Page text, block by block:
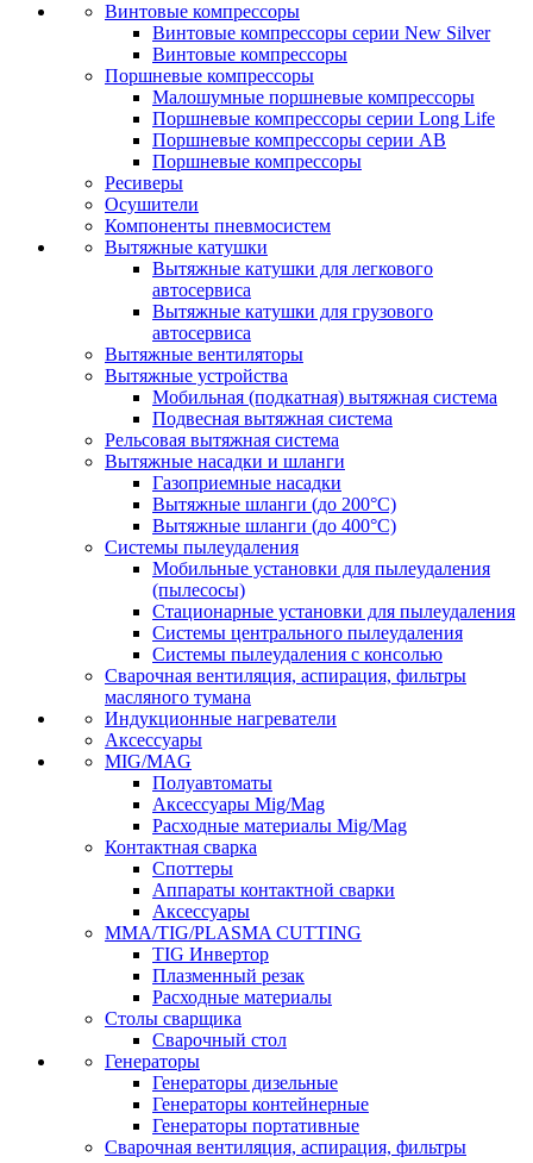
Винтовые компрессоры
Винтовые компрессоры серии New Silver
Винтовые компрессоры
Поршневые компрессоры
Малошумные поршневые компрессоры
Поршневые компрессоры серии Long Life
Поршневые компрессоры серии AB
Поршневые компрессоры
Ресиверы
Осушители
Компоненты пневмосистем
Вытяжные катушки
Вытяжные катушки для легкового
автосервиса
Вытяжные катушки для грузового
автосервиса
Вытяжные вентиляторы
Вытяжные устройства
Мобильная (подкатная) вытяжная система
Подвесная вытяжная система
Рельсовая вытяжная система
Вытяжные насадки и шланги
Газоприемные насадки
Вытяжные шланги (до 200°C)
Вытяжные шланги (до 400°C)
Системы пылеудаления
Мобильные установки для пылеудаления
(пылесосы)
Стационарные установки для пылеудаления
Системы центрального пылеудаления
Системы пылеудаления с консолью
Сварочная вентиляция, аспирация, фильтры
масляного тумана
Индукционные нагреватели
Аксессуары
MIG/MAG
Полуавтоматы
Аксессуары Mig/Mag
Расходные материалы Mig/Mag
Контактная сварка
Споттеры
Аппараты контактной сварки
Аксессуары
MMA/TIG/PLASMA CUTTING
TIG Инвертор
Плазменный резак
Расходные материалы
Столы сварщика
Сварочный стол
Генераторы
Генераторы дизельные
Генераторы контейнерные
Генераторы портативные
Сварочная вентиляция, аспирация, фильтры